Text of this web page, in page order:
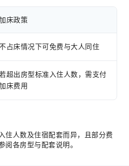
床政策
占床情况下可免费与大人同住
超出房型标准入住人数，需支付
床费用
住人数及住宿配套而异，且部分费
阅各房型与配套说明。